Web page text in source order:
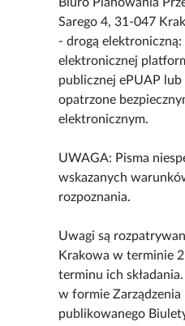
Sarego 4, 31-047
- drogą
elektronicznej
publicznej ePUAP
opatrzone
elektronicznym.
UWAGA: Pisma
wskazanych
rozpoznania.
Uwagi są
Krakowa w terminie
terminu ich
w formie
publikowanego